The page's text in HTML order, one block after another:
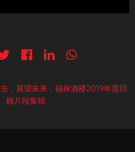
，展望未来，福禄酒楼2019年度回
顾片段集锦